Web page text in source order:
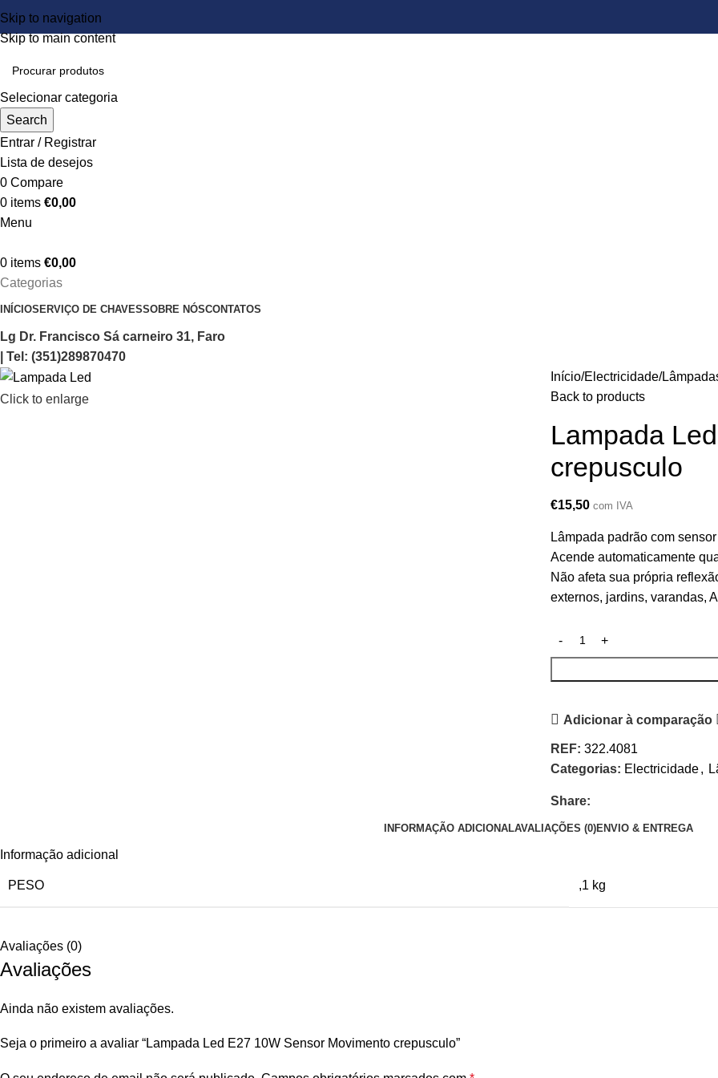
Skip to navigation
Skip to main content
Selecionar categoria
Search
Entrar / Registrar
Lista de desejos
0 Compare
0 items €0,00
Menu
0 items €0,00
Categorias
INÍCIOSERVIÇO DE CHAVESSOBRE NÓSCONTATOS
Lg Dr. Francisco Sá carneiro 31, Faro
| Tel: (351)289870470
Click to enlarge
Início Electricidade
Back to products
Lampada
crepusculo
€15,50 com IVA
Lâmpada padrão com
Acende automaticamente
Não afeta sua própria
externos, jardins, varandas,
Adicionar à comparação
REF: 322.4081
Categorias: Electricidade,
Share:
INFORMAÇÃO ADICIONALAVALIAÇÕES (0)ENVIO & ENTREGA
Informação adicional
PESO ,1 kg
Avaliações (0)
Avaliações
Ainda não existem avaliações.
Seja o primeiro a avaliar “Lampada Led E27 10W Sensor Movimento crepusculo”